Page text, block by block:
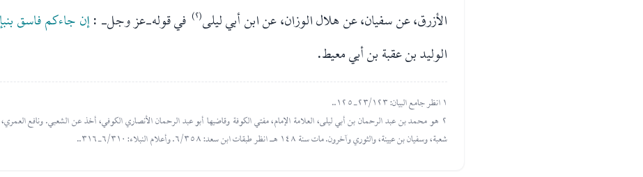
الأزرق، عن سفيان، عن هلال الوزان، عن ابن أبي ليلى(٢) في قوله-عز وجل- :إن جاءكم فاسق بنبإ
الوليد بن عقبة بن أبي معيط.
١ انظر جامع البيان: ٢٣/١٢٣-١٢٥..
٢ هو محمد بن عبد الرحمان بن أبي ليلى، العلامة الإمام، مفتي الكوفة وقاضيها أبو عبد الرحمان الأنصاري الكوفي، أخذ عن الشعبي. ونافع
شعبة، وسفيان بن عيينة، والثوري وآخرون. مات سنة ١٤٨ هـ انظر طبقات ابن سعد: ٦/٣٥٨. وأعلام النبلاء: ٦/٣١٠-٣١٦..